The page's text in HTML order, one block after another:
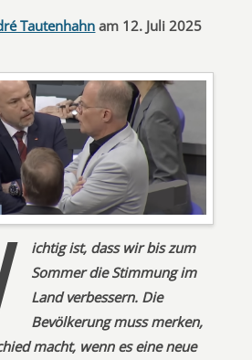
Tautenhahnam 12. Juli 2025
ichtig ist, dass wir bis zum
Sommer die Stimmung im
Land verbessern. Die
Bevölkerung muss merken,
macht, wenn es eine neue